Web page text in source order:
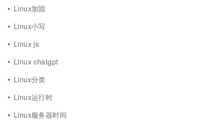
Linux加固
Linux小写
Linux js
Linux chatgpt
Linux分类
Linux运行时
Linux服务器时间